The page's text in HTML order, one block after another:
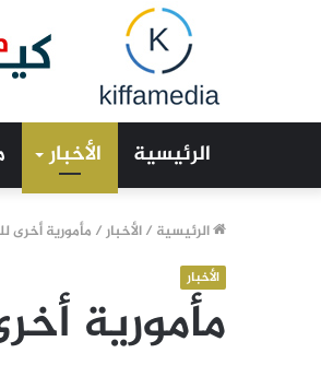
الرئيسية الأخبار
الرئيسية /الأخبار/ مأمورية أخرى
الأخبار
مأمورية